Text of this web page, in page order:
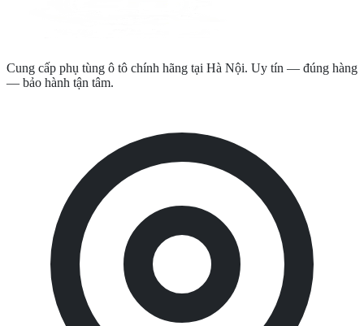
Cung cấp phụ tùng ô tô chính hãng tại Hà Nội. Uy tín — đúng hàng
— bảo hành tận tâm.